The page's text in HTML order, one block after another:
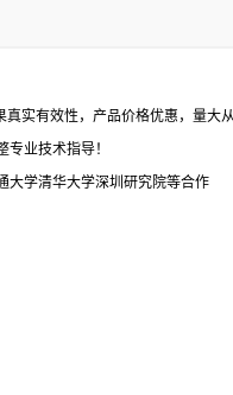
实有效性，产品价格优惠，量大
业技术指导！
大学清华大学深圳研究院等合作